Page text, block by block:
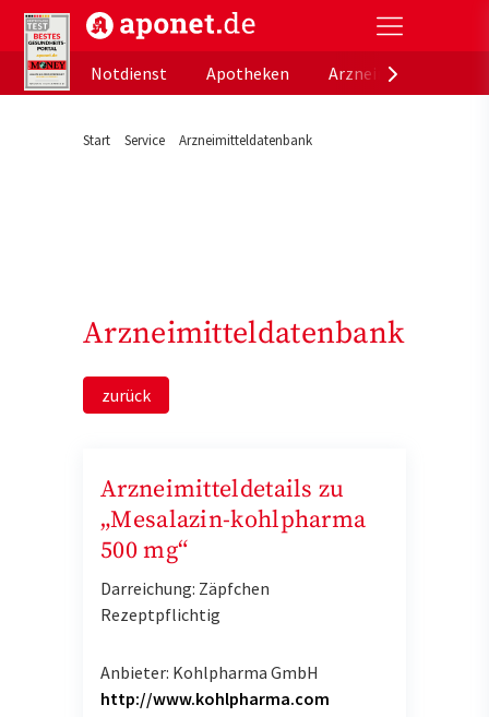
aponet.de - Das offizielle Gesundheitsportal der
Notdienst
Apotheken
Start Service Arzneimitteldatenbank
Arzneimitteldatenbank
zurück
Arzneimitteldetails zu
„Mesalazin-kohlpharma
500 mg“
Darreichung: Zäpfchen
Rezeptpflichtig
Anbieter: Kohlpharma GmbH
http://www.kohlpharma.com